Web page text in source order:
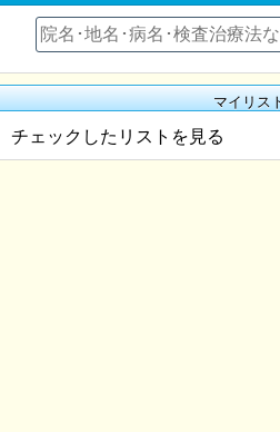
マイリス
チェックしたリストを見る